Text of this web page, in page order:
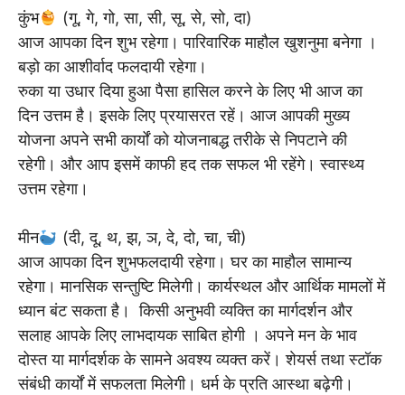
कुंभ
(गू, गे, गो, सा, सी, सू, से, सो, दा)
आज आपका दिन शुभ रहेगा। पारिवारिक माहौल खुशनुमा बनेगा ।
बड़ो का आशीर्वाद फलदायी रहेगा।
रुका या उधार दिया हुआ पैसा हासिल करने के लिए भी आज का
दिन उत्तम है। इसके लिए प्रयासरत रहें। आज आपकी मुख्य
योजना अपने सभी कार्यों को योजनाबद्ध तरीके से निपटाने की
रहेगी। और आप इसमें काफी हद तक सफल भी रहेंगे। स्वास्थ्य
उत्तम रहेगा।
मीन
(दी, दू, थ, झ, ञ, दे, दो, चा, ची)
आज आपका दिन शुभफलदायी रहेगा। घर का माहौल सामान्य
रहेगा। मानसिक सन्तुष्टि मिलेगी। कार्यस्थल और आर्थिक मामलों में
ध्यान बंट सकता है। किसी अनुभवी व्यक्ति का मार्गदर्शन और
सलाह आपके लिए लाभदायक साबित होगी । अपने मन के भाव
दोस्त या मार्गदर्शक के सामने अवश्य व्यक्त करें। शेयर्स तथा स्टॉक
संबंधी कार्यों में सफलता मिलेगी। धर्म के प्रति आस्था बढ़ेगी।